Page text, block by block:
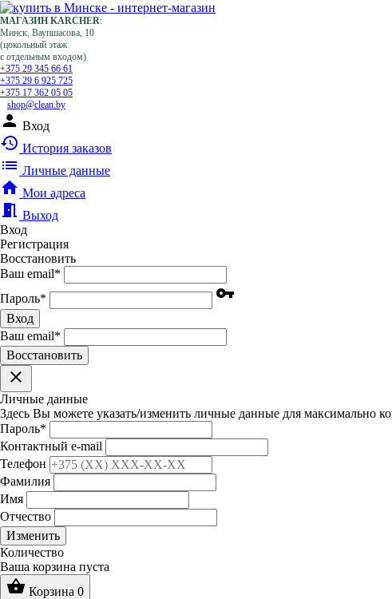
МАГАЗИН KARCHER:
Минск, Ваупшасова, 10
(цокольный этаж
с отдельным входом)
+375 29 345 66 61
+375 29 6 925 725
+375 17 362 05 05
shop@clean.by
person Вход
history История заказов
list Личные данные
home Мои адреса
meeting_room Выход
Вход
Регистрация
Восстановить
Ваш email*
Пароль* vpn_key
Вход
Ваш email*
Воcстановить
clear
Личные данные
Здесь Вы можете указать/изменить личные данные для максимально
Пароль*
Контактный e-mail
Телефон
Фамилия
Имя
Отчество
Изменить
Количество
Ваша корзина пуста
shopping_basket Корзина 0